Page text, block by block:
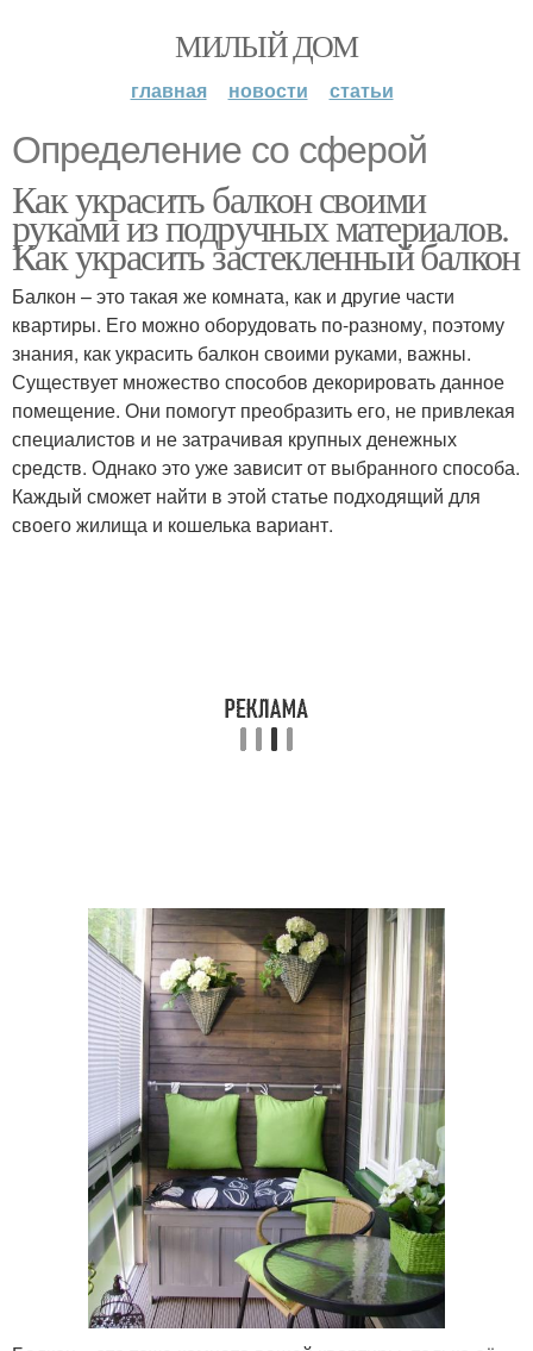
МИЛЫЙ ДОМ
главная новости статьи
Определение со сферой
Как украсить балкон своими
руками из подручных материалов.
Как украсить застекленный балкон
Балкон – это такая же комната, как и другие части
квартиры. Его можно оборудовать по-разному, поэтому
знания, как украсить балкон своими руками, важны.
Существует множество способов декорировать данное
помещение. Они помогут преобразить его, не привлекая
специалистов и не затрачивая крупных денежных
средств. Однако это уже зависит от выбранного способа.
Каждый сможет найти в этой статье подходящий для
своего жилища и кошелька вариант.